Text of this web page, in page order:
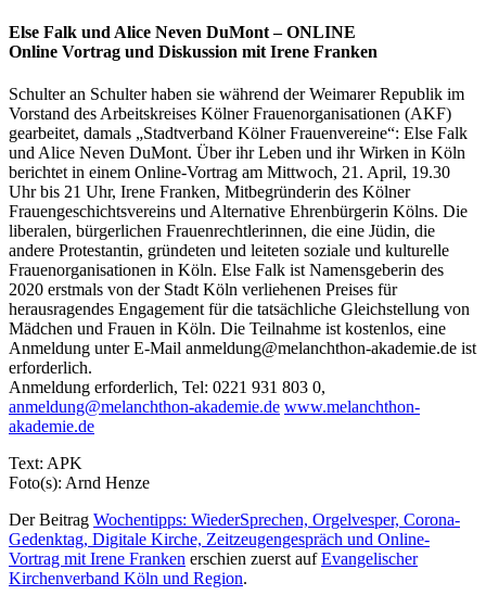
Else Falk und Alice Neven DuMont – ONLINE
Online Vortrag und Diskussion mit Irene Franken
Schulter an Schulter haben sie während der Weimarer Republik im
Vorstand des Arbeitskreises Kölner Frauenorganisationen (AKF)
gearbeitet, damals „Stadtverband Kölner Frauenvereine“: Else Falk
und Alice Neven DuMont. Über ihr Leben und ihr Wirken in Köln
berichtet in einem Online-Vortrag am Mittwoch, 21. April, 19.30
Uhr bis 21 Uhr, Irene Franken, Mitbegründerin des Kölner
Frauengeschichtsvereins und Alternative Ehrenbürgerin Kölns. Die
liberalen, bürgerlichen Frauenrechtlerinnen, die eine Jüdin, die
andere Protestantin, gründeten und leiteten soziale und kulturelle
Frauenorganisationen in Köln. Else Falk ist Namensgeberin des
2020 erstmals von der Stadt Köln verliehenen Preises für
herausragendes Engagement für die tatsächliche Gleichstellung von
Mädchen und Frauen in Köln. Die Teilnahme ist kostenlos, eine
Anmeldung unter E-Mail anmeldung@melanchthon-akademie.de ist
erforderlich.
Anmeldung erforderlich, Tel: 0221 931 803 0,
anmeldung@melanchthon-akademie.de www.melanchthon-
akademie.de
Text: APK
Foto(s): Arnd Henze
Der Beitrag Wochentipps: WiederSprechen, Orgelvesper, Corona-
Gedenktag, Digitale Kirche, Zeitzeugengespräch und Online-
Vortrag mit Irene Franken erschien zuerst aufEvangelischer
Kirchenverband Köln und Region.